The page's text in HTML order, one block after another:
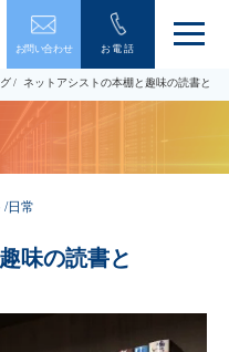
お問い合わせ お電話
メ
ュ
ー
閉
ネットアシストの本棚と趣味の読書と
/日常
味の読書と